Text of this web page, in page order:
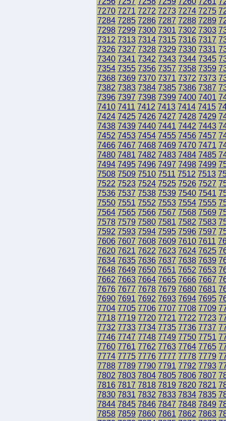
7270 7271 7272 7273 7274 7275
7284 7285 7286 7287 7288 7289
7298 7299 7300 7301 7302 7303
7312 7313 7314 7315 7316 7317
7326 7327 7328 7329 7330 7331
7340 7341 7342 7343 7344 7345
7354 7355 7356 7357 7358 7359
7368 7369 7370 7371 7372 7373
7382 7383 7384 7385 7386 7387
7396 7397 7398 7399 7400 7401
7410 7411 7412 7413 7414 7415
7424 7425 7426 7427 7428 7429
7438 7439 7440 7441 7442 7443
7452 7453 7454 7455 7456 7457
7466 7467 7468 7469 7470 7471
7480 7481 7482 7483 7484 7485
7494 7495 7496 7497 7498 7499
7508 7509 7510 7511 7512 7513
7522 7523 7524 7525 7526 7527
7536 7537 7538 7539 7540 7541
7550 7551 7552 7553 7554 7555
7564 7565 7566 7567 7568 7569
7578 7579 7580 7581 7582 7583
7592 7593 7594 7595 7596 7597
7606 7607 7608 7609 7610 7611
7620 7621 7622 7623 7624 7625
7634 7635 7636 7637 7638 7639
7648 7649 7650 7651 7652 7653
7662 7663 7664 7665 7666 7667
7676 7677 7678 7679 7680 7681
7690 7691 7692 7693 7694 7695
7704 7705 7706 7707 7708 7709
7718 7719 7720 7721 7722 7723
7732 7733 7734 7735 7736 7737
7746 7747 7748 7749 7750 7751
7760 7761 7762 7763 7764 7765
7774 7775 7776 7777 7778 7779
7788 7789 7790 7791 7792 7793
7802 7803 7804 7805 7806 7807
7816 7817 7818 7819 7820 7821
7830 7831 7832 7833 7834 7835
7844 7845 7846 7847 7848 7849
7858 7859 7860 7861 7862 7863